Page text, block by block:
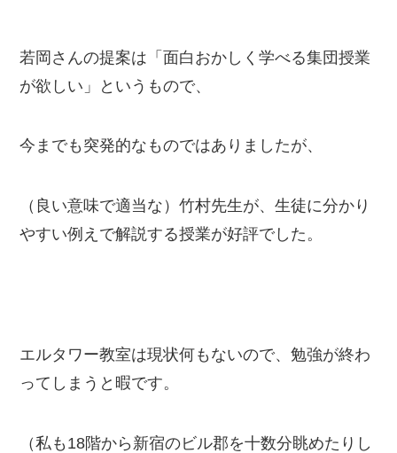
若岡さんの提案は「面白おかしく学べる集団授業
が欲しい」というもので、
今までも突発的なものではありましたが、
（良い意味で適当な）竹村先生が、生徒に分かり
やすい例えで解説する授業が好評でした。
エルタワー教室は現状何もないので、勉強が終わ
ってしまうと暇です。
（私も18階から新宿のビル郡を十数分眺めたりし